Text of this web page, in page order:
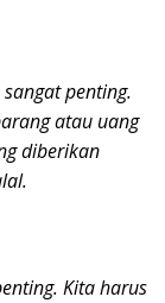
penting.
atau uang
diberikan
Kita harus